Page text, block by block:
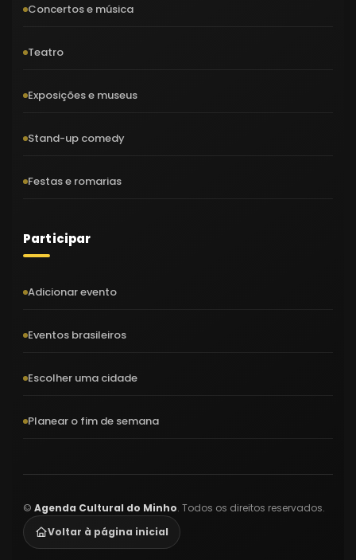
Concertos e música
Teatro
Exposições e museus
Stand-up comedy
Festas e romarias
Participar
Adicionar evento
Eventos brasileiros
Escolher uma cidade
Planear o fim de semana
© Agenda Cultural do Minho. Todos os direitos reservados.
Voltar à página inicial